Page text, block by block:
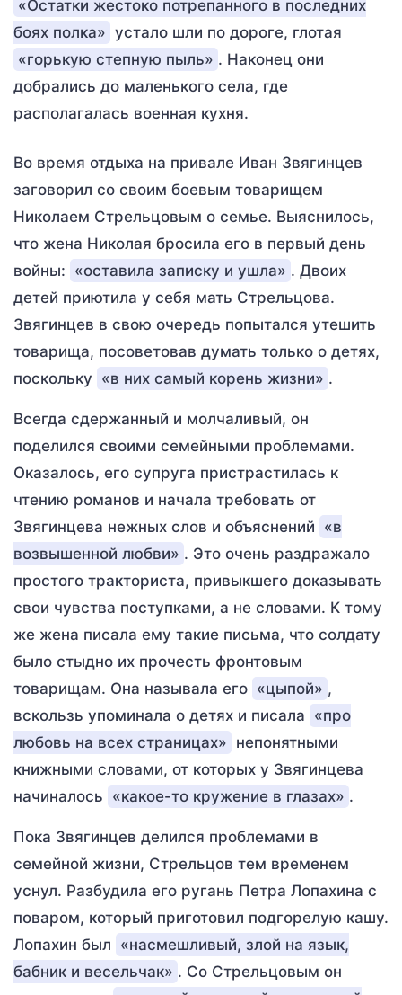
«Остатки жестоко потрепанного в последних
боях полка» устало шли по дороге, глотая
«горькую степную пыль» . Наконец они
добрались до маленького села, где
располагалась военная кухня.
Во время отдыха на привале Иван Звягинцев
заговорил со своим боевым товарищем
Николаем Стрельцовым о семье. Выяснилось,
что жена Николая бросила его в первый день
войны: «оставила записку и ушла» . Двоих
детей приютила у себя мать Стрельцова.
Звягинцев в свою очередь попытался утешить
товарища, посоветовав думать только о детях,
поскольку «в них самый корень жизни» .
Всегда сдержанный и молчаливый, он
поделился своими семейными проблемами.
Оказалось, его супруга пристрастилась к
чтению романов и начала требовать от
Звягинцева нежных слов и объяснений «в
возвышенной любви» . Это очень раздражало
простого тракториста, привыкшего доказывать
свои чувства поступками, а не словами. К тому
же жена писала ему такие письма, что солдату
было стыдно их прочесть фронтовым
товарищам. Она называла его «цыпой» ,
вскользь упоминала о детях и писала «про
любовь на всех страницах» непонятными
книжными словами, от которых у Звягинцева
начиналось «какое-то кружение в глазах» .
Пока Звягинцев делился проблемами в
семейной жизни, Стрельцов тем временем
уснул. Разбудила его ругань Петра Лопахина с
поваром, который приготовил подгорелую кашу.
Лопахин был «насмешливый, злой на язык,
бабник и весельчак» . Со Стрельцовым он